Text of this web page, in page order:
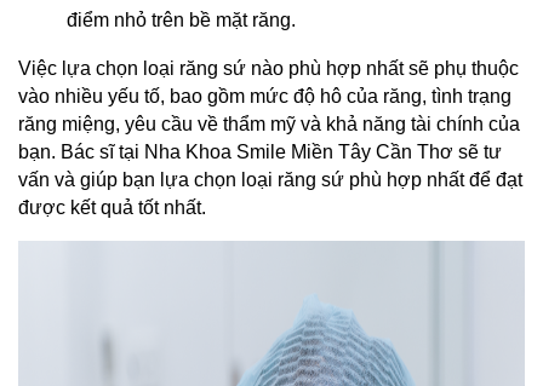
điểm nhỏ trên bề mặt răng.
Việc lựa chọn loại răng sứ nào phù hợp nhất sẽ phụ thuộc
vào nhiều yếu tố, bao gồm mức độ hô của răng, tình trạng
răng miệng, yêu cầu về thẩm mỹ và khả năng tài chính của
bạn. Bác sĩ tại Nha Khoa Smile Miền Tây Cần Thơ sẽ tư
vấn và giúp bạn lựa chọn loại răng sứ phù hợp nhất để đạt
được kết quả tốt nhất.